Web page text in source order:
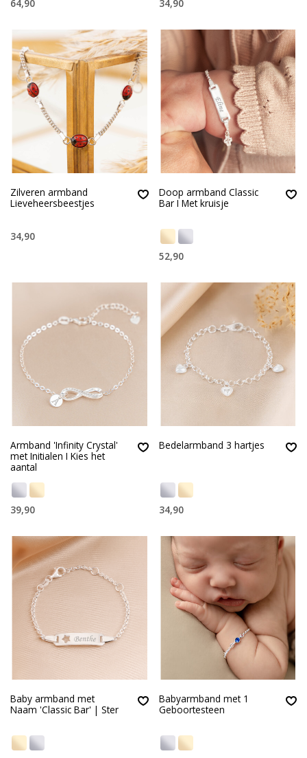
64,90 34,90
Zilveren armband
Lieveheersbeestjes
34,90
Doop armband Classic
Bar I Met kruisje
52,90
Armband 'Infinity Crystal'
met Initialen I Kies het
aantal
39,90
Bedelarmband 3 hartjes
34,90
Baby armband met
Naam 'Classic Bar' | Ster
Babyarmband met 1
Geboortesteen